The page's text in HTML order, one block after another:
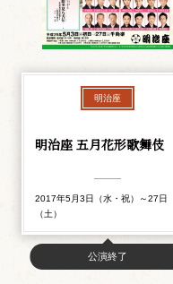
明治座
明治座 五月花形歌舞伎
2017年5月3日（水・祝）～27日
（土）
公演終了